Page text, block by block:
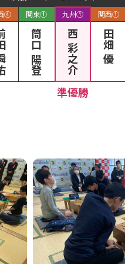
④
佑
関東①
筒口 陽登
九州①
西 彩之介
関西①
田畑 優